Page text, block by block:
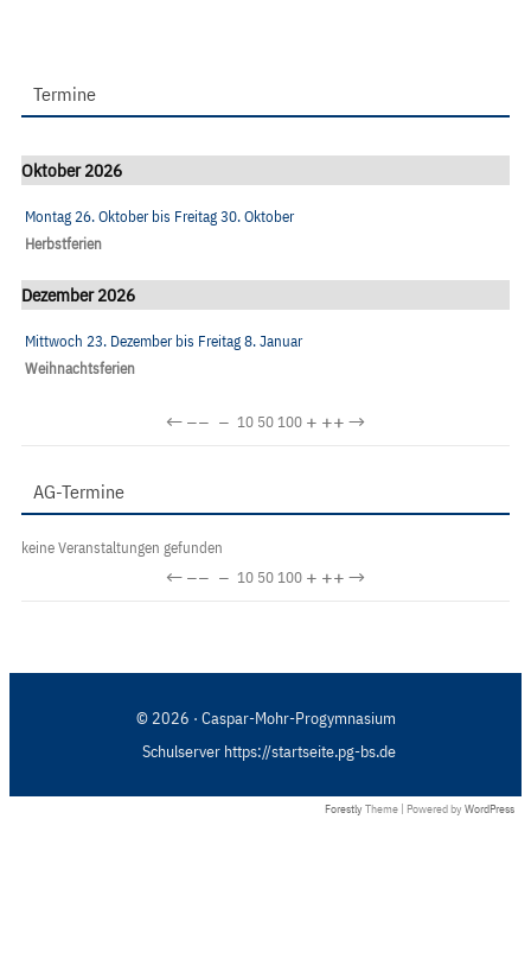
Termine
Oktober 2026
Montag 26. Oktoberbis Freitag 30. Oktober
Herbstferien
Dezember 2026
Mittwoch 23. Dezemberbis Freitag 8. Januar
Weihnachtsferien
←−− − 10 50100 + ++→
AG-Termine
keine Veranstaltungen gefunden
←−− − 10 50100 + ++→
© 2026 · Caspar-Mohr-Progymnasium
Schulserver https://startseite.pg-bs.de
Forestly Theme | Powered by WordPress